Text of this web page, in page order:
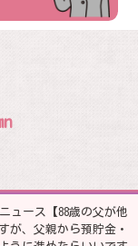
ュース【88歳の父が他
が、父親から預貯金・